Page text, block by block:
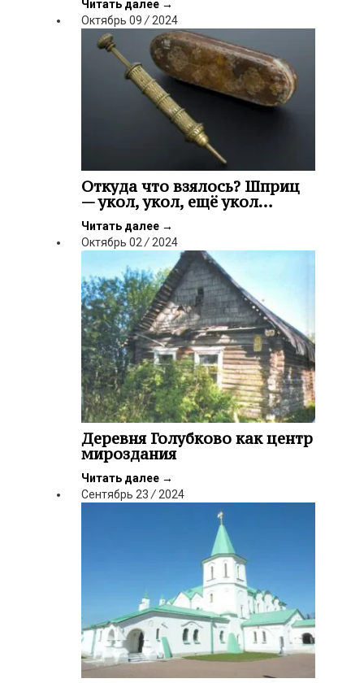
Читать далее →
Октябрь 09/2024
Откуда что взялось? Шприц
— укол, укол, ещё укол…
Читать далее →
Октябрь 02 / 2024
Деревня Голубково как центр
мироздания
Читать далее →
Сентябрь 23 / 2024